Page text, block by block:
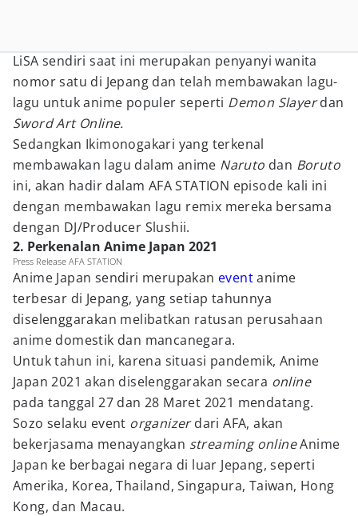
LiSA sendiri saat ini merupakan penyanyi wanita
nomor satu di Jepang dan telah membawakan lagu-
lagu untuk anime populer seperti Demon Slayerdan
Sword Art Online.
Sedangkan Ikimonogakari yang terkenal
membawakan lagu dalam anime Naruto dan Boruto
ini, akan hadir dalam AFA STATION episode kali ini
dengan membawakan lagu remix mereka bersama
dengan DJ/Producer Slushii.
2. Perkenalan Anime Japan 2021
Press Release AFA STATION
Anime Japan sendiri merupakan eventanime
terbesar di Jepang, yang setiap tahunnya
diselenggarakan melibatkan ratusan perusahaan
anime domestik dan mancanegara.
Untuk tahun ini, karena situasi pandemik, Anime
Japan 2021 akan diselenggarakan secara online
pada tanggal 27 dan 28 Maret 2021 mendatang.
Sozo selaku event organizerdari AFA, akan
bekerjasama menayangkan streaming onlineAnime
Japan ke berbagai negara di luar Jepang, seperti
Amerika, Korea, Thailand, Singapura, Taiwan, Hong
Kong, dan Macau.